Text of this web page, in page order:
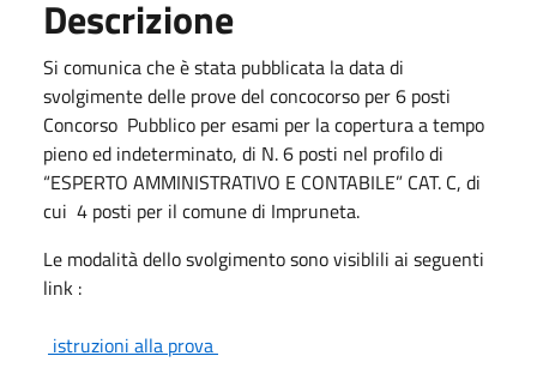
Descrizione
Si comunica che è stata pubblicata la data di
svolgimente delle prove del concocorso per 6 posti
Concorso Pubblico per esami per la copertura a tempo
pieno ed indeterminato, di N. 6 posti nel profilo di
“ESPERTO AMMINISTRATIVO E CONTABILE” CAT. C, di
cui 4 posti per il comune di Impruneta.
Le modalità dello svolgimento sono visiblili ai seguenti
link :
istruzioni alla prova